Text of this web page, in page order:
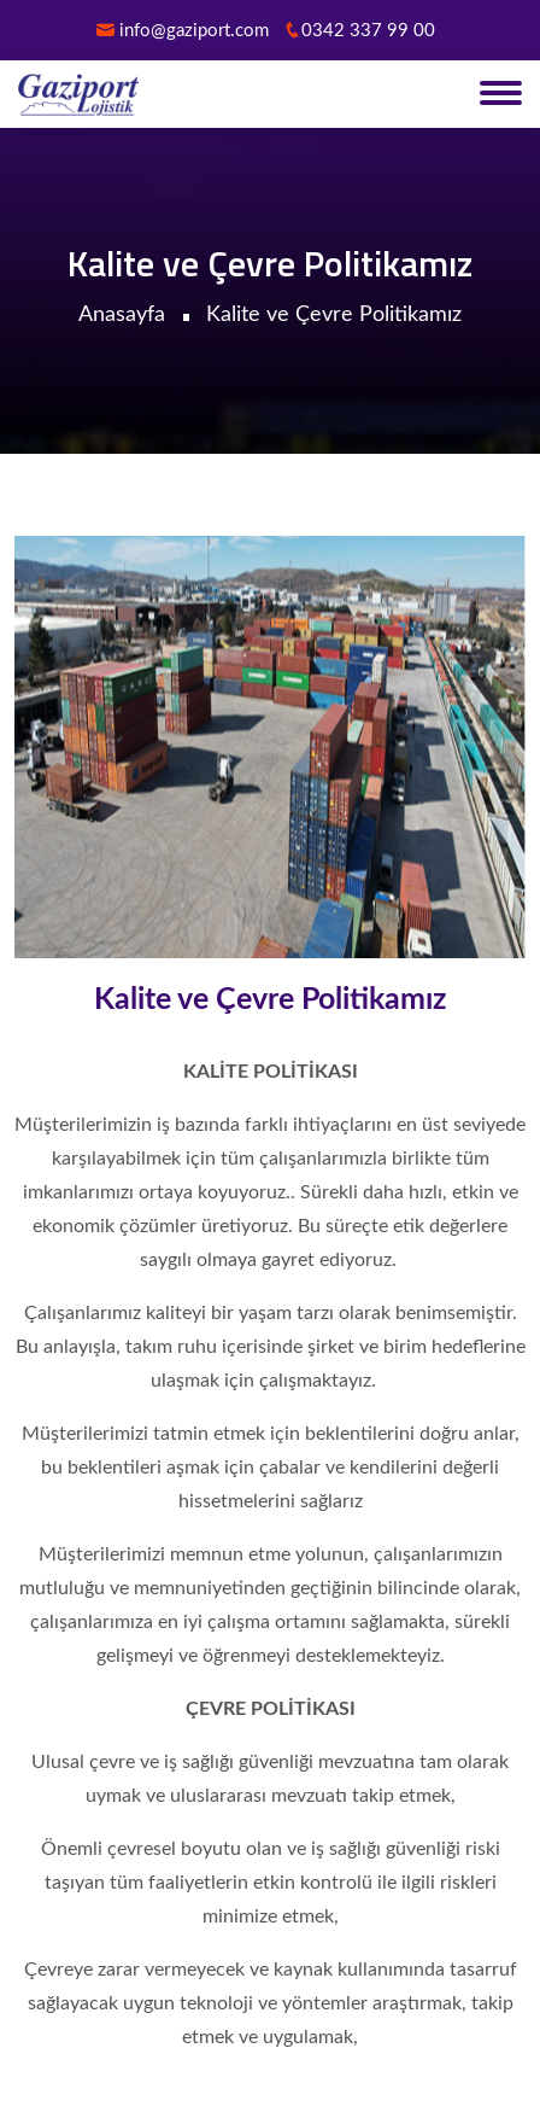
info@gaziport.com 0342 337 99 00
Kalite ve Çevre Politikamız
Anasayfa Kalite ve Çevre Politikamız
Kalite ve Çevre Politikamız
KALİTE POLİTİKASI
Müşterilerimizin iş bazında farklı ihtiyaçlarını en üst seviyede
karşılayabilmek için tüm çalışanlarımızla birlikte tüm
imkanlarımızı ortaya koyuyoruz.. Sürekli daha hızlı, etkin ve
ekonomik çözümler üretiyoruz. Bu süreçte etik değerlere
saygılı olmaya gayret ediyoruz.
Çalışanlarımız kaliteyi bir yaşam tarzı olarak benimsemiştir.
Bu anlayışla, takım ruhu içerisinde şirket ve birim hedeflerine
ulaşmak için çalışmaktayız.
Müşterilerimizi tatmin etmek için beklentilerini doğru anlar,
bu beklentileri aşmak için çabalar ve kendilerini değerli
hissetmelerini sağlarız
Müşterilerimizi memnun etme yolunun, çalışanlarımızın
mutluluğu ve memnuniyetinden geçtiğinin bilincinde olarak,
çalışanlarımıza en iyi çalışma ortamını sağlamakta, sürekli
gelişmeyi ve öğrenmeyi desteklemekteyiz.
ÇEVRE POLİTİKASI
Ulusal çevre ve iş sağlığı güvenliği mevzuatına tam olarak
uymak ve uluslararası mevzuatı takip etmek,
Önemli çevresel boyutu olan ve iş sağlığı güvenliği riski
taşıyan tüm faaliyetlerin etkin kontrolü ile ilgili riskleri
minimize etmek,
Çevreye zarar vermeyecek ve kaynak kullanımında tasarruf
sağlayacak uygun teknoloji ve yöntemler araştırmak, takip
etmek ve uygulamak,